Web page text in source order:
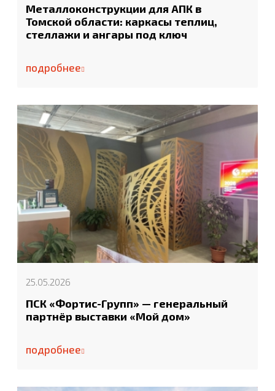
Металлоконструкции для АПК в
Томской области: каркасы теплиц,
стеллажи и ангары под ключ
подробнее
25.05.2026
ПСК «Фортис-Групп» — генеральный
партнёр выставки «Мой дом»
подробнее